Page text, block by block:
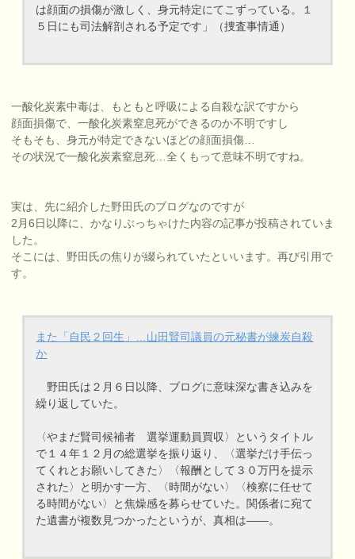
は顔面の損傷が激しく、身元特定にてこずっている。１
５日にも司法解剖される予定です」（捜査事情通）
一酸化炭素中毒は、もともと呼吸による自殺な訳ですから
顔面損傷で、一酸化炭素窒息死ができるのか不明ですし
そもそも、身元が特定できないほどの顔面損傷…
その状況で一酸化炭素窒息死…全くもって意味不明ですね。
実は、先に紹介した野田氏のブログなのですが
2月6日以降に、かなりぶっちゃけた内容の記事が投稿されていま
した。
そこには、野田氏の焦りが綴られていたといいます。再び引用で
す。
また「自民２回生」…山田賢司議員の元秘書が練炭自殺
か
野田氏は２月６日以降、ブログに意味深な書き込みを
繰り返していた。
〈やまだ賢司候補者 選挙運動員買収〉というタイトル
で１４年１２月の総選挙を振り返り、〈選挙だけ手伝っ
てくれとお願いしてきた〉〈報酬として３０万円を提示
された〉と明かす一方、〈時間がない〉〈検察に任せて
る時間がない〉と焦燥感を募らせていた。関係者に宛て
た遺書が複数見つかったというが、真相は――。